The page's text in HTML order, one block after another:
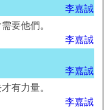
李嘉誠
要他們。
李嘉誠
李嘉誠
有力量。
李嘉誠